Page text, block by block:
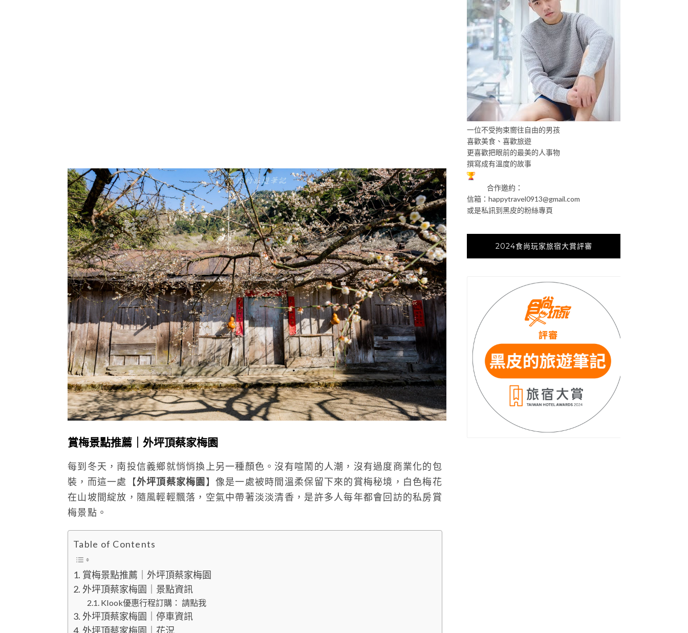
賞梅景點推薦｜ 外坪頂蔡家梅園
每到冬天，南投信義鄉就悄悄換上另一種顏色。沒有喧鬧的人潮，沒有過度商業化的包
裝，而這一處【外坪頂蔡家梅園 】像是一處被時間溫柔保留下來的賞梅秘境，白色梅花
在山坡間綻放，隨風輕輕飄落，空氣中帶著淡淡清香，是許多人每年都會回訪的私房賞
梅景點。
Table of Contents
賞梅景點推薦｜外坪頂蔡家梅園
外坪頂蔡家梅園｜景點資訊
Klook優惠行程訂購： 請點我
外坪頂蔡家梅園｜停車資訊
外坪頂蔡家梅園｜花況
一位不受拘束嚮往自由的男孩
喜歡美食、喜歡旅遊
更喜歡把眼前的最美的人事物
撰寫成有溫度的故事
合作邀約：
信箱： happytravel0913@gmail.com
或是私訊到黑皮的粉絲專頁
2024食尚玩家旅宿大賞評審